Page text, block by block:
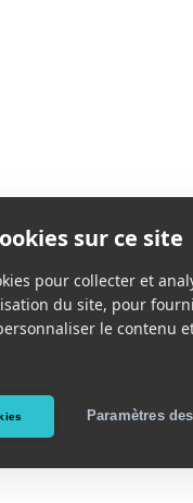
sur ce site
pour collecter et
du site, pour
le contenu
Paramètres